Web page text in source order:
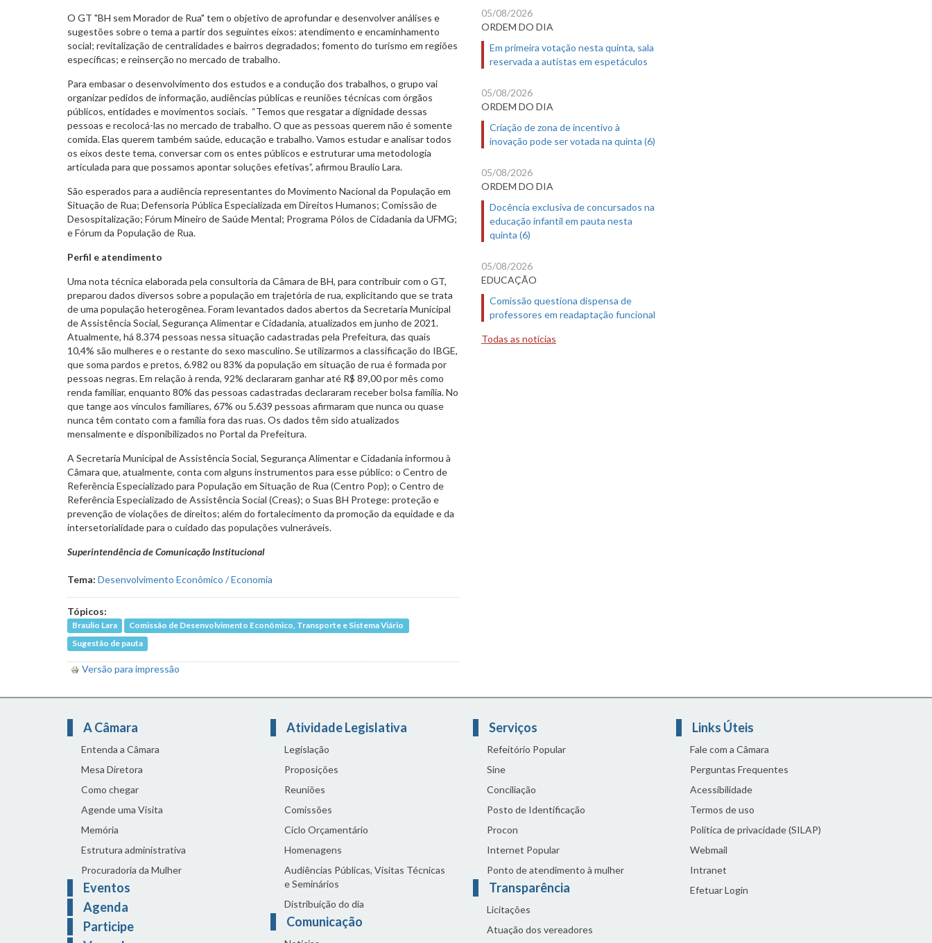
O GT "BH sem Morador de Rua" tem o objetivo de aprofundar e desenvolver análises e
sugestões sobre o tema a partir dos seguintes eixos: atendimento e encaminhamento
social; revitalização de centralidades e bairros degradados; fomento do turismo em regiões
específicas; e reinserção no mercado de trabalho.
Para embasar o desenvolvimento dos estudos e a condução dos trabalhos, o grupo vai
organizar pedidos de informação, audiências públicas e reuniões técnicas com órgãos
públicos, entidades e movimentos sociais. “Temos que resgatar a dignidade dessas
pessoas e recolocá-las no mercado de trabalho. O que as pessoas querem não é somente
comida. Elas querem também saúde, educação e trabalho. Vamos estudar e analisar todos
os eixos deste tema, conversar com os entes públicos e estruturar uma metodologia
articulada para que possamos apontar soluções efetivas”, afirmou Braulio Lara.
São esperados para a audiência representantes do Movimento Nacional da População em
Situação de Rua; Defensoria Pública Especializada em Direitos Humanos; Comissão de
Desospitalização; Fórum Mineiro de Saúde Mental; Programa Pólos de Cidadania da UFMG;
e Fórum da População de Rua.
Perfil e atendimento
Uma nota técnica elaborada pela consultoria da Câmara de BH, para contribuir com o GT,
preparou dados diversos sobre a população em trajetória de rua, explicitando que se trata
de uma população heterogênea. Foram levantados dados abertos da Secretaria Municipal
de Assistência Social, Segurança Alimentar e Cidadania, atualizados em junho de 2021.
Atualmente, há 8.374 pessoas nessa situação cadastradas pela Prefeitura, das quais
10,4% são mulheres e o restante do sexo masculino. Se utilizarmos a classificação do IBGE,
que soma pardos e pretos, 6.982 ou 83% da população em situação de rua é formada por
pessoas negras. Em relação à renda, 92% declararam ganhar até R$ 89,00 por mês como
renda familiar, enquanto 80% das pessoas cadastradas declararam receber bolsa família. No
que tange aos vínculos familiares, 67% ou 5.639 pessoas afirmaram que nunca ou quase
nunca têm contato com a família fora das ruas. Os dados têm sido atualizados
mensalmente e disponibilizados no Portal da Prefeitura.
A Secretaria Municipal de Assistência Social, Segurança Alimentar e Cidadania informou à
Câmara que, atualmente, conta com alguns instrumentos para esse público: o Centro de
Referência Especializado para População em Situação de Rua (Centro Pop); o Centro de
Referência Especializado de Assistência Social (Creas); o Suas BH Protege: proteção e
prevenção de violações de direitos; além do fortalecimento da promoção da equidade e da
intersetorialidade para o cuidado das populações vulneráveis.
Superintendência de Comunicação Institucional
Tema: Desenvolvimento Econômico / Economia
Tópicos:
Braulio Lara
Comissão de Desenvolvimento Econômico, Transporte e Sistema Viário
Sugestão de pauta
Versão para impressão
05/08/2026
ORDEM DO DIA
Em primeira votação nesta quinta, sala
reservada a autistas em espetáculos
05/08/2026
ORDEM DO DIA
Criação de zona de incentivo à
inovação pode ser votada na quinta (6)
05/08/2026
ORDEM DO DIA
Docência exclusiva de concursados na
educação infantil em pauta nesta
quinta (6)
05/08/2026
EDUCAÇÃO
Comissão questiona dispensa de
professores em readaptação funcional
Todas as notícias
A Câmara
Entenda a Câmara
Mesa Diretora
Como chegar
Agende uma Visita
Memória
Estrutura administrativa
Procuradoria da Mulher
Eventos
Agenda
Participe
Atividade Legislativa
Legislação
Proposições
Reuniões
Comissões
Ciclo Orçamentário
Homenagens
Audiências Públicas, Visitas Técnicas
e Seminários
Distribuição do dia
Comunicação
Serviços
Refeitório Popular
Sine
Conciliação
Posto de Identificação
Procon
Internet Popular
Ponto de atendimento à mulher
Transparência
Licitações
Atuação dos vereadores
Links Úteis
Fale com a Câmara
Perguntas Frequentes
Acessibilidade
Termos de uso
Política de privacidade (SILAP)
Webmail
Intranet
Efetuar Login